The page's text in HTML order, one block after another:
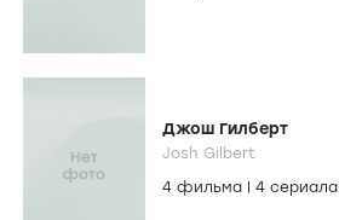
Джош Гилберт
Josh Gilbert
4 фильма
4 сериала